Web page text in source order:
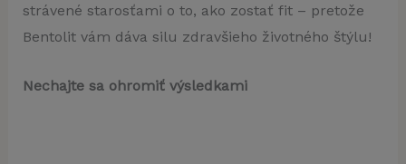
strávené starosťami o to, ako zostať fit – pretože
Bentolit vám dáva silu zdravšieho životného štýlu!
Nechajte sa ohromiť výsledkami